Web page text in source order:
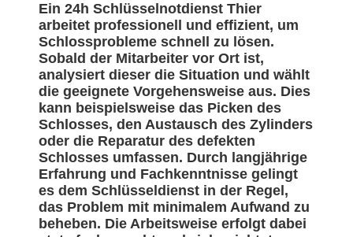
Ein 24h Schlüsselnotdienst Thier
arbeitet professionell und effizient, um
Schlossprobleme schnell zu lösen.
Sobald der Mitarbeiter vor Ort ist,
analysiert dieser die Situation und wählt
die geeignete Vorgehensweise aus. Dies
kann beispielsweise das Picken des
Schlosses, den Austausch des Zylinders
oder die Reparatur des defekten
Schlosses umfassen. Durch langjährige
Erfahrung und Fachkenntnisse gelingt
es dem Schlüsseldienst in der Regel,
das Problem mit minimalem Aufwand zu
beheben. Die Arbeitsweise erfolgt dabei